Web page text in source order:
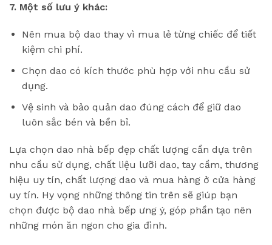
7. Một số lưu ý khác:
Nên mua bộ dao thay vì mua lẻ từng chiếc để tiết
kiệm chi phí.
Chọn dao có kích thước phù hợp với nhu cầu sử
dụng.
Vệ sinh và bảo quản dao đúng cách để giữ dao
luôn sắc bén và bền bỉ.
Lựa chọn dao nhà bếp đẹp chất lượng cần dựa trên
nhu cầu sử dụng, chất liệu lưỡi dao, tay cầm, thương
hiệu uy tín, chất lượng dao và mua hàng ở cửa hàng
uy tín. Hy vọng những thông tin trên sẽ giúp bạn
chọn được bộ dao nhà bếp ưng ý, góp phần tạo nên
những món ăn ngon cho gia đình.